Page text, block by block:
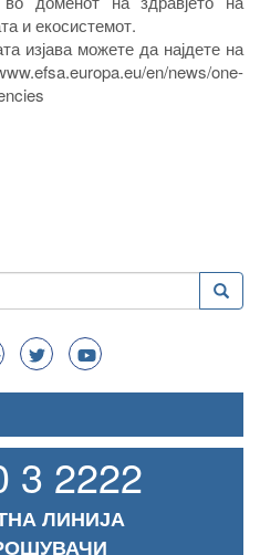
и екосистемот.
изјава можете да најдете на
en/news/one-
3 2222
ЛИНИЈА